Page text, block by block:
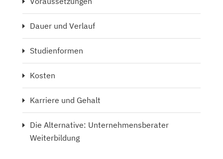
Dauer und Verlauf
Studienformen
Kosten
Karriere und Gehalt
Die Alternative: Unternehmensberater
Weiterbildung